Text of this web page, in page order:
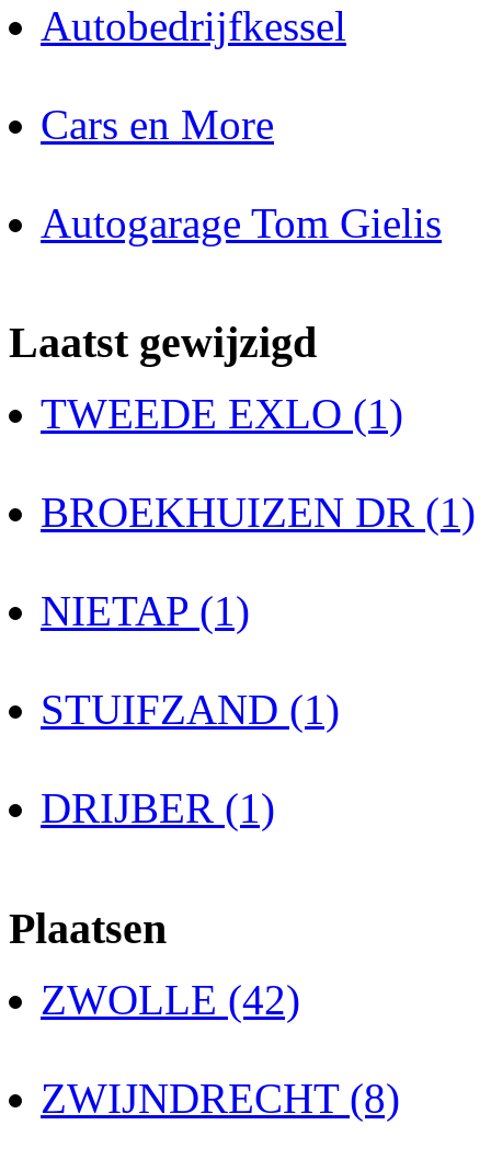
Autobedrijfkessel
Cars en More
Autogarage Tom Gielis
Laatst gewijzigd
TWEEDE EXLO (1)
BROEKHUIZEN DR (1)
NIETAP (1)
STUIFZAND (1)
DRIJBER (1)
Plaatsen
ZWOLLE (42)
ZWIJNDRECHT (8)